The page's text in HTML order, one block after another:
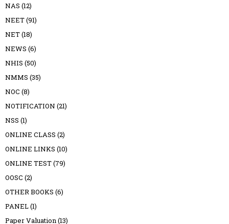
NAS (12)
NEET(91)
NET(18)
NEWS (6)
NHIS (50)
NMMS (35)
NOC (8)
NOTIFICATION (21)
NSS (1)
ONLINE CLASS (2)
ONLINE LINKS (10)
ONLINE TEST(79)
OOSC (2)
OTHER BOOKS (6)
PANEL(1)
Paper Valuation(13)